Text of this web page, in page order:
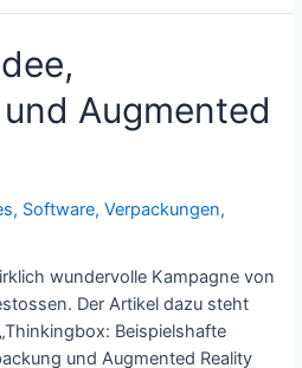
Augmented
, Software,Verpackungen,
wundervolle Kampagne von
Der Artikel dazu steht
Beispielshafte
und Augmented Reality